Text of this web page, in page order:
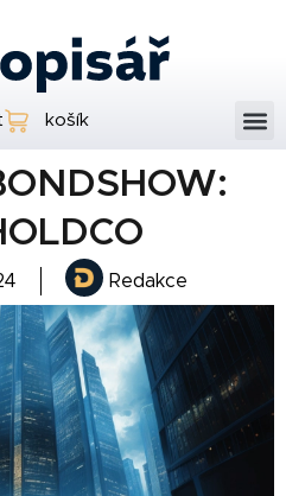
košík
Redakce